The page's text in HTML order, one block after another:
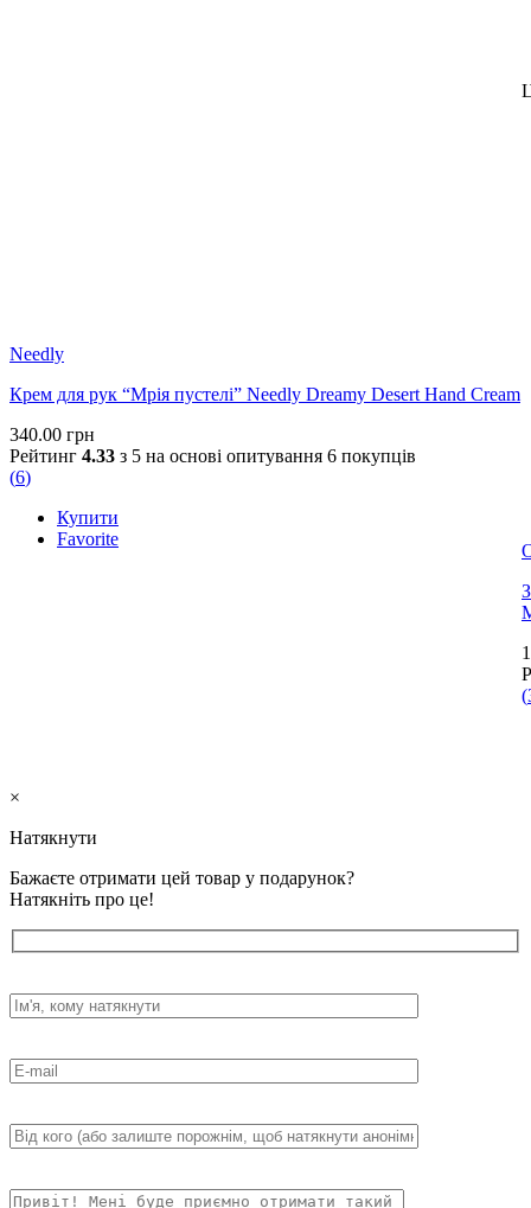
Needly
Крем для рук “Мрія пустелі” Needly Dreamy Desert Hand Cream
340.00 грн
Рейтинг 4.33 з 5 на основі опитування 6 покупців
(6)
Купити
Favorite
(
×
Натякнути
Бажаєте отримати цей товар у подарунок?
Натякніть про це!